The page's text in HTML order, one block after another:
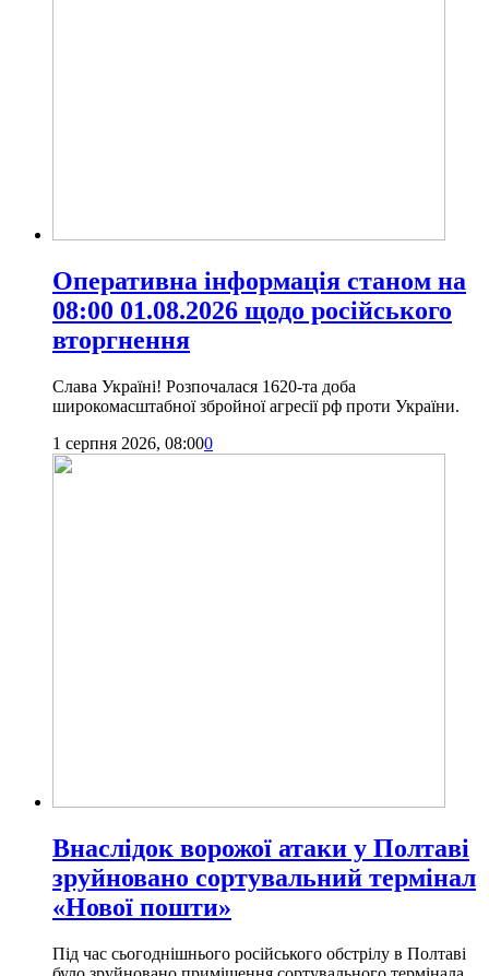
Оперативна інформація станом на
08:00 01.08.2026 щодо російського
вторгнення
Слава Україні! Розпочалася 1620-та доба
широкомасштабної збройної агресії рф проти України.
1 серпня 2026, 08:000
Внаслідок ворожої атаки у Полтаві
зруйновано сортувальний термінал
«Нової пошти»
Під час сьогоднішнього російського обстрілу в Полтаві